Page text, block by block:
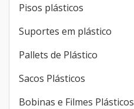
Pisos plásticos
Suportes em plástico
Pallets de Plástico
Sacos Plásticos
Bobinas e Filmes Plásticos